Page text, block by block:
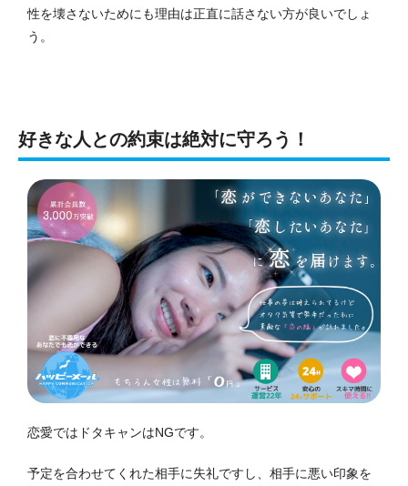
性を壊さないためにも理由は正直に話さない方が良いでしょ
う。
好きな人との約束は絶対に守ろう！
恋愛ではドタキャンはNGです。
予定を合わせてくれた相手に失礼ですし、相手に悪い印象を